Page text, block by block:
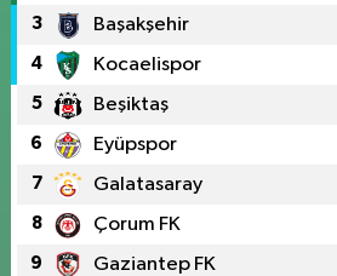
3 Başakşehir
4 Kocaelispor
5 Beşiktaş
6 Eyüpspor
7 Galatasaray
8 Çorum FK
9 Gaziantep FK